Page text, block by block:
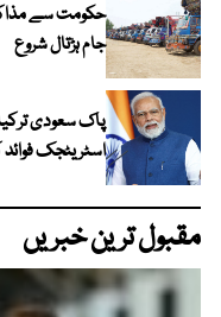
حکومت سے
جام ہڑتال شروع
پاک سعودی
اسٹریٹجک
مقبول ترین خبریں